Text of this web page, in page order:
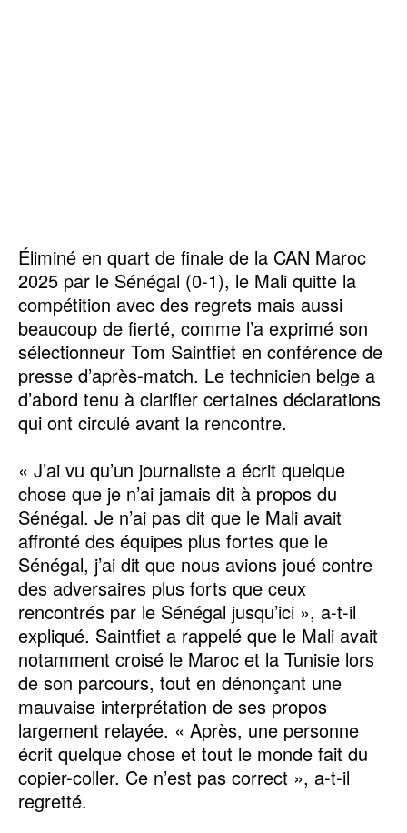
Éliminé en quart de finale de la CAN Maroc
2025 par le Sénégal (0-1), le Mali quitte la
compétition avec des regrets mais aussi
beaucoup de fierté, comme l’a exprimé son
sélectionneur Tom Saintfiet en conférence de
presse d’après-match. Le technicien belge a
d’abord tenu à clarifier certaines déclarations
qui ont circulé avant la rencontre.
« J’ai vu qu’un journaliste a écrit quelque
chose que je n’ai jamais dit à propos du
Sénégal. Je n’ai pas dit que le Mali avait
affronté des équipes plus fortes que le
Sénégal, j’ai dit que nous avions joué contre
des adversaires plus forts que ceux
rencontrés par le Sénégal jusqu’ici », a-t-il
expliqué. Saintfiet a rappelé que le Mali avait
notamment croisé le Maroc et la Tunisie lors
de son parcours, tout en dénonçant une
mauvaise interprétation de ses propos
largement relayée. « Après, une personne
écrit quelque chose et tout le monde fait du
copier-coller. Ce n’est pas correct », a-t-il
regretté.